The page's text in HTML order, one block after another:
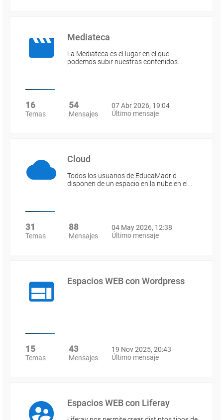
Mediateca
La Mediateca es el lugar en el que
podemos subir nuestras contenidos…
16
Temas
54
Mensajes
07 Abr 2026, 19:04
Último mensaje
Cloud
Todos los usuarios de EducaMadrid
disponen de un espacio en la nube en el…
31
Temas
88
Mensajes
04 May 2026, 12:38
Último mensaje
Espacios WEB con Wordpress
15
Temas
43
Mensajes
19 Nov 2025, 20:43
Último mensaje
Espacios WEB con Liferay